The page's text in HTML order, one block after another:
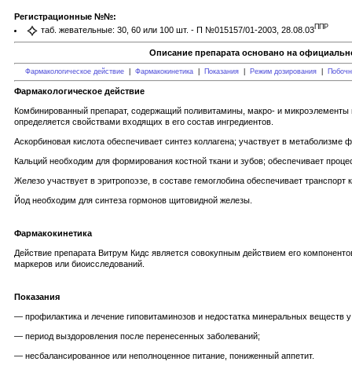
Регистрационные №№:
таб. жевательные: 30, 60 или 100 шт. - П №015157/01-2003, 28.08.03 ППР
Описание препарата основано на
Фармакологическое действие Фармакокинетика Показания Режим дозирования
Фармакологическое действие
Комбинированный препарат, содержащий поливитамины, макро- и микроэлементы
определяется свойствами входящих в его состав ингредиентов.
Аскорбиновая кислота обеспечивает синтез коллагена; участвует в
Кальций необходим для формирования костной ткани и зубов; обеспечивает
Железо участвует в эритропоэзе, в составе гемоглобина обеспечивает транспорт
Йод необходим для синтеза гормонов щитовидной железы.
Фармакокинетика
Действие препарата Витрум Кидс является совокупным действием его
маркеров или биоисследований.
Показания
— профилактика и лечение гиповитаминозов и недостатка минеральных веществ у
— период выздоровления после перенесенных заболеваний;
— несбалансированное или неполноценное питание, пониженный аппетит.